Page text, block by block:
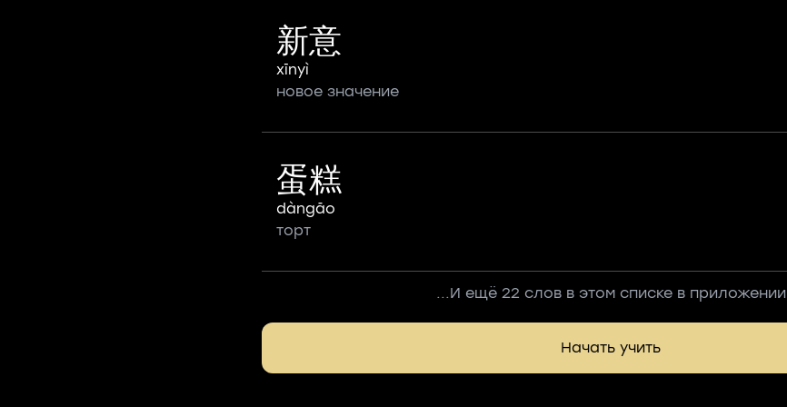
新意
xīnyì
новое значение
蛋糕
dàngāo
торт
...И ещё 22 слов в этом списке в приложении
Начать учить